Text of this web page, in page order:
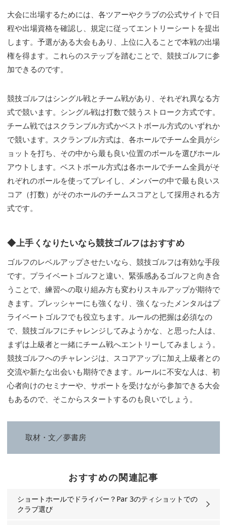
大会に出場するためには、各ツアーやクラブの公式サイトで日
程や出場資格を確認し、規定に従ってエントリーシートを提出
します。予選がある大会もあり、上位に入ることで本戦の出場
権を得ます。これらのステップを踏むことで、競技ゴルフに参
加できるのです。
競技ゴルフはシングル戦とチーム戦があり、それぞれ異なる方
式で競います。シングル戦は打数で競うストローク方式です。
チーム戦ではスクランブル方式かベストボール方式のいずれか
で競います。スクランブル方式は、各ホールでチーム全員がシ
ョットを打ち、その中から最も良い位置のボールを選びホール
アウトします。ベストボール方式は各ホールでチーム全員がそ
れぞれのボールを使ってプレイし、メンバーの中で最も良いス
コア（打数）がそのホールのチームスコアとして採用される方
式です。
◆上手くなりたいなら競技ゴルフはおすすめ
ゴルフのレベルアップさせたいなら、競技ゴルフは有効な手段
です。プライベートゴルフと違い、緊張感あるゴルフと向き合
うことで、練習への取り組み方も変わりスキルアップが期待で
きます。プレッシャーにも強くなり、強くなったメンタルはプ
ライベートゴルフでも役立ちます。ルールの把握は必須なの
で、競技ゴルフにチャレンジしてみようかな、と思った人は、
まずは上級者と一緒にチーム戦へエントリーしてみましょう。
競技ゴルフへのチャレンジは、スコアアップに加え上級者との
交流や新たな出会いも期待できます。ルールに不安な人は、初
心者向けのセミナーや、サポートを受けながら参加できる大会
もあるので、そこからスタートするのも良いでしょう。
取材・文／夢書房
おすすめの関連記事
ショートホールでドライバー？Par 3のティショットでの
クラブ選び